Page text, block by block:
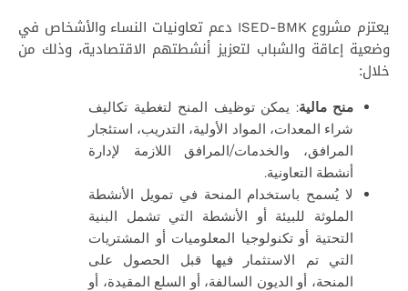
يعتزم مشروع ISED-BMK دعم تعاونيات النساء والأشخاص في
وضعية إعاقة والشباب لتعزيز أنشطتهم الاقتصادية، وذلك من
خلال:
منح مالية: يمكن توظيف المنح لتغطية تكاليف
شراء المعدات، المواد الأولية، التدريب، استئجار
المرافق، والخدمات/المرافق اللازمة لإدارة
أنشطة التعاونية.
لا يُسمح باستخدام المنحة في تمويل الأنشطة
الملوثة للبيئة أو الأنشطة التي تشمل البنية
التحتية أو تكنولوجيا المعلوميات أو المشتريات
التي تم الاستثمار فيها قبل الحصول على
المنحة، أو الديون السالفة، أو السلع المقيدة، أو